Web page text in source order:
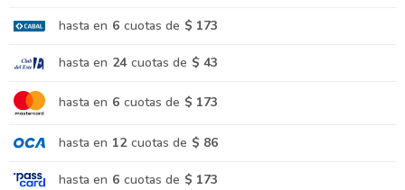
hasta en 6 cuotas de $ 173
hasta en 24 cuotas de $ 43
hasta en 6 cuotas de $ 173
hasta en 12 cuotas de $ 86
hasta en 6 cuotas de $ 173